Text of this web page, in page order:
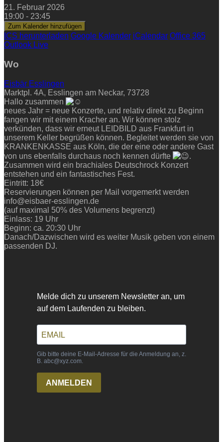
21. Februar 2026
19:00 - 23:45
Zum Kalender hinzufügen
ICS herunterladen Google Kalender iCalendar Office 365
Outlook Live
Wo
Eisbär Esslingen
Marktpl. 4A, Esslingen am Neckar, 73728
Hallo zusammen
neues Jahr = neue Konzerte, und relativ direkt zu Beginn
fangen wir mit einem Kracher an. Wir können stolz
verkünden, dass wir erneut LEIDBILD aus Frankfurt in
unserem Keller begrüßen können. Begleitet werden sie von
KRANKENKASSE aus Köln, die der eine oder andere Gast
von uns ebenfalls durchaus noch kennen dürfte
.
Zusammen wird ein brachiales Deutschrock Konzert
entstehen und ein fantastisches Fest.
Eintritt: 18€
Reservierungen können per Mail vorgemerkt werden
info@eisbaer-esslingen.de
(auf maximal 50% des Volumens begrenzt)
Einlass: 19 Uhr
Beginn: ca. 20:30 Uhr
Danach/Dazwischen wird es weiter Musik geben von einem
passenden DJ.